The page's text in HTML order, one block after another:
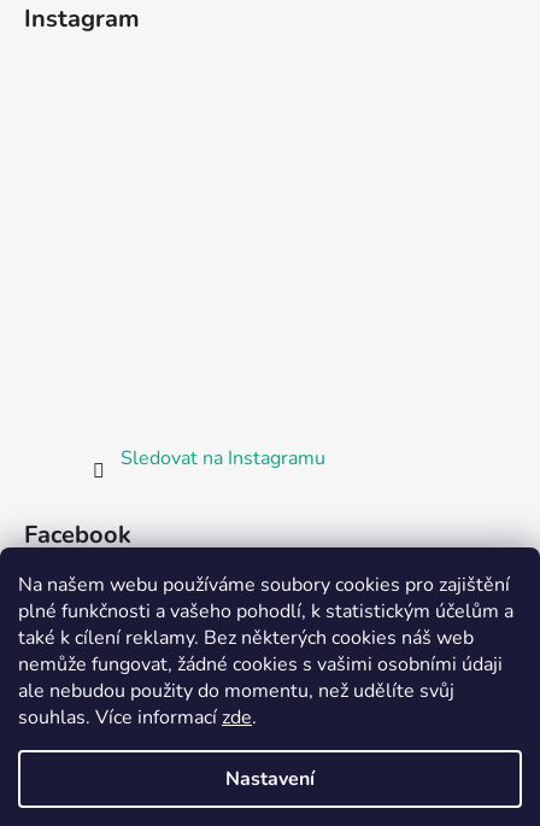
Na našem webu používáme soubory cookies pro zajištění
plné funkčnosti a vašeho pohodlí, k statistickým účelům a
také k cílení reklamy. Bez některých cookies náš web
nemůže fungovat, žádné cookies s vašimi osobními údaji
ale nebudou použity do momentu, než udělíte svůj
souhlas. Více informacízde.
Nastavení
Instagram
Sledovat na Instagramu
Facebook
Partnerská prodejna Barefoot Plzeň